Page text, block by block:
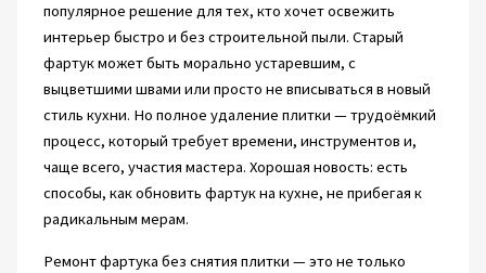
популярное решение для тех, кто хочет освежить
интерьер быстро и без строительной пыли. Старый
фартук может быть морально устаревшим, с
выцветшими швами или просто не вписываться в новый
стиль кухни. Но полное удаление плитки — трудоёмкий
процесс, который требует времени, инструментов и,
чаще всего, участия мастера. Хорошая новость: есть
способы, как обновить фартук на кухне, не прибегая к
радикальным мерам.
Ремонт фартука без снятия плитки — это не только